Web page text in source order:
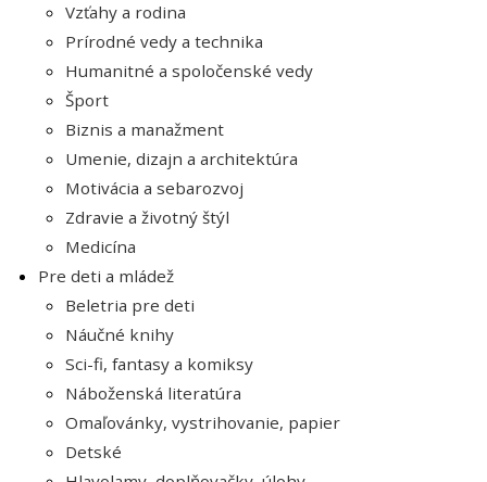
Vzťahy a rodina
Prírodné vedy a technika
Humanitné a spoločenské vedy
Šport
Biznis a manažment
Umenie, dizajn a architektúra
Motivácia a sebarozvoj
Zdravie a životný štýl
Medicína
Pre deti a mládež
Beletria pre deti
Náučné knihy
Sci-fi, fantasy a komiksy
Náboženská literatúra
Omaľovánky, vystrihovanie, papier
Detské